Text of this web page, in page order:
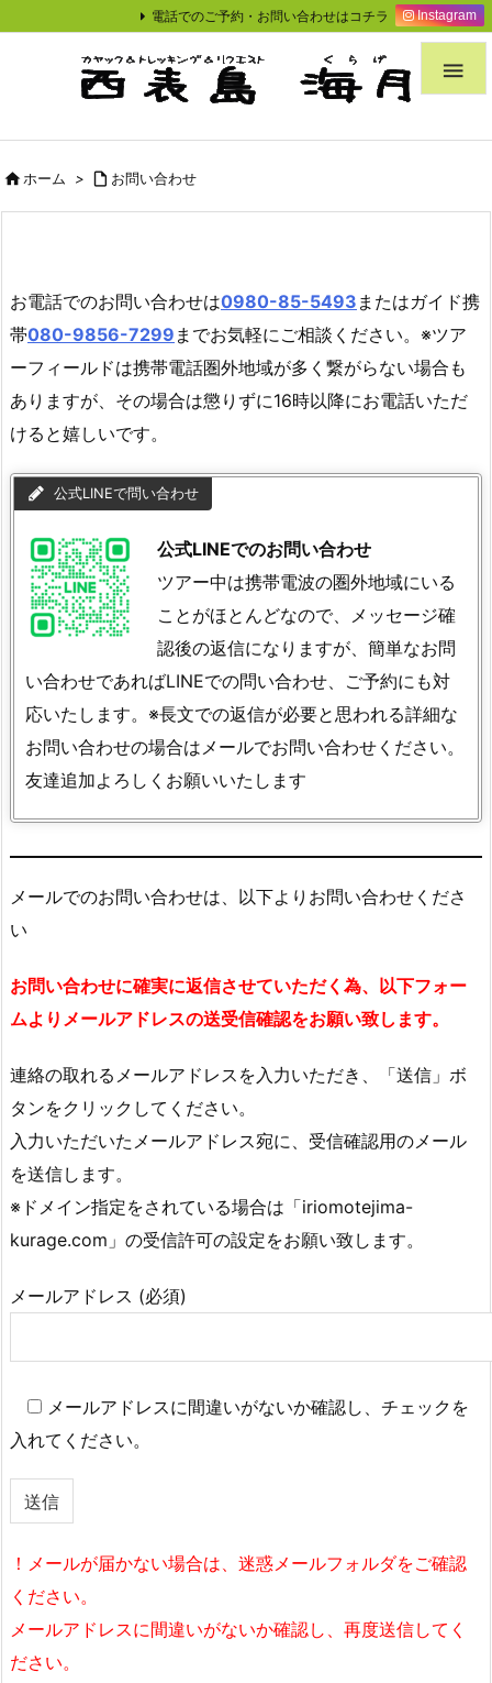

電話でのご予約・お問い合わせはコチラ Instagram
ホーム >  お問い合わせ
お電話でのお問い合わせは0980-85-5493 またはガイド携
帯080-9856-7299 までお気軽にご相談ください。※ツア
ーフィールドは携帯電話圏外地域が多く繋がらない場合も
ありますが、その場合は懲りずに16時以降にお電話いただ
けると嬉しいです。
公式LINEで問い合わせ
公式LINEでのお問い合わせ
ツアー中は携帯電波の圏外地域にいる
ことがほとんどなので、メッセージ確
認後の返信になりますが、簡単なお問
い合わせであればLINEでの問い合わせ、ご予約にも対
応いたします。※長文での返信が必要と思われる詳細な
お問い合わせの場合はメールでお問い合わせください。
友達追加よろしくお願いいたします
メールでのお問い合わせは、以下よりお問い合わせくださ
い
お問い合わせに確実に返信させていただく為、以下フォー
ムよりメールアドレスの送受信確認をお願い致します。
連絡の取れるメールアドレスを入力いただき、「送信」ボ
タンをクリックしてください。
入力いただいたメールアドレス宛に、受信確認用のメール
を送信します。
※ドメイン指定をされている場合は「iriomotejima-
kurage.com」の受信許可の設定をお願い致します。
メールアドレス (必須)
メールアドレスに間違いがないか確認し、チェックを
入れてください。
！メールが届かない場合は、迷惑メールフォルダをご確認
ください。
メールアドレスに間違いがないか確認し、再度送信してく
ださい。